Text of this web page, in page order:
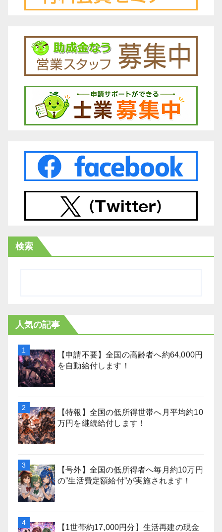
検索
人気の記事
【申請不要】全国の高齢者へ約64,000円
を自動給付します！
【特報】全国の低所得世帯へ月平均約10
万円を継続給付します！
【号外】全国の低所得者へ毎月約10万円
の”生活費定額給付”が実施されます！
【1世帯約17,000円分】生活再建の現金